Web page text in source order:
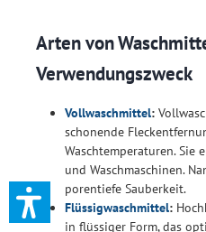
Arten von
Verwendungszweck
Vollwaschmittel:
schonende
Waschtemperaturen. Sie
und Waschmaschinen.
porentiefe Sauberkeit.
Flüssigwaschmittel:
in flüssiger Form, das